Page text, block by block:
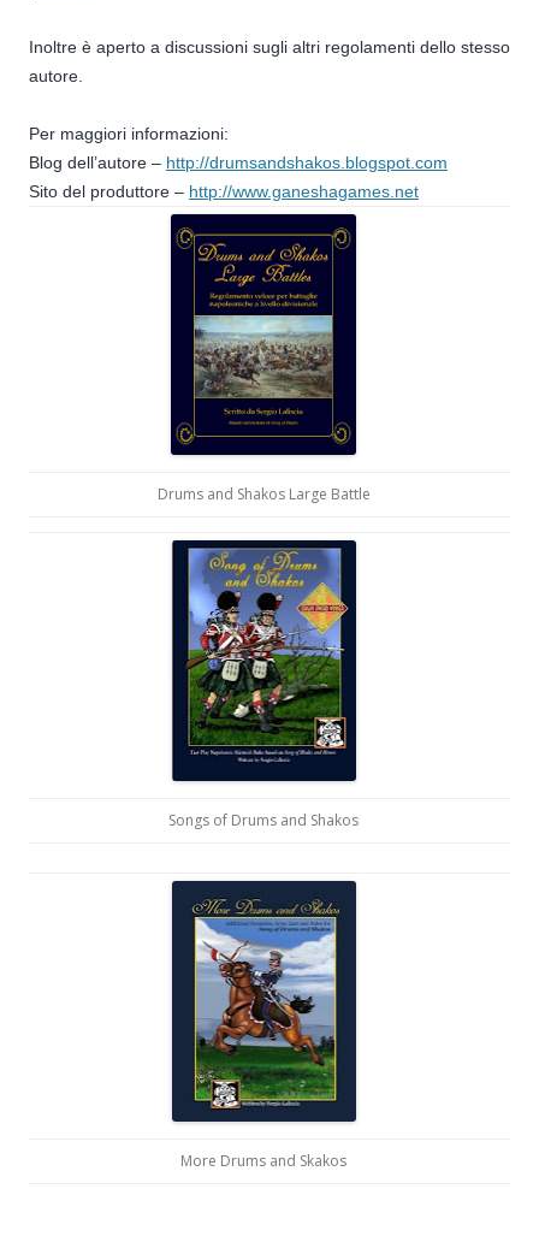
Inoltre è aperto a discussioni sugli altri regolamenti dello stesso
autore.
Per maggiori informazioni:
Blog dell’autore – http://drumsandshakos.blogspot.com
Sito del produttore – http://www.ganeshagames.net
Drums and Shakos Large Battle
Songs of Drums and Shakos
More Drums and Skakos